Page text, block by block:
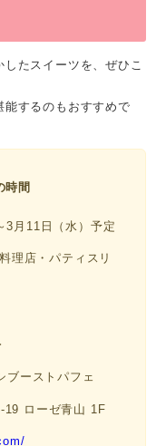
たスイーツを、ぜひこ
するのもおすすめで
時間
3月11日（水）予定
理店・パティスリ
ブーストパフェ
19 ローゼ青山 1F